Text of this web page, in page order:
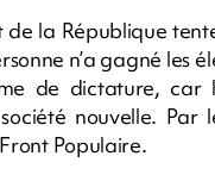
de la République
n’a gagné les
de dictature,
nouvelle. Par
Populaire.